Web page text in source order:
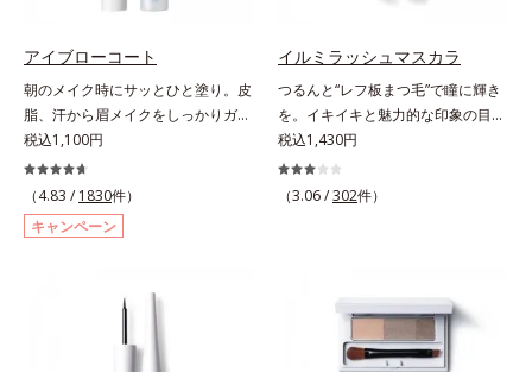
れて丸い粉体になる「バウンスロー
上で転がりやすく、ひと塗りでふわ
っとのび広がります。
アイブローコート
朝のメイク時にサッとひと塗り。皮
脂、汗から眉メイクをしっかりガー
ド！。メイク時に描いた眉の上から
サッとひと塗りするだけで、描いた
ままの美しい眉を長時間キープしま
す。汗、皮脂、こすれなどから美し
い眉をしっかり守るウォータープル
ングで簡単に落とすことができま
す。速乾性のサラッとした透明の液
なので、塗ったことを忘れてしまう
くらい自然な仕上がり。毎日使うも
税込1,100円
（4.83 / 1830件）
キャンペーン
イルミラッシュマスカラ
つるんと“レフ板まつ毛”で瞳に輝き
を。イキイキと魅力的な印象の目元
へ。“レフ板まつ毛”で瞳に光を映り
込ませ、印象的な目元に魅せるマス
カラです。特殊な板状の粉体がまつ
服や気分に合わせて1本で2つの仕上
がりが楽しめる2wayブラシを採用
しました。ひと塗りでまつ毛を根元
税込1,430円
（3.06 /302件）